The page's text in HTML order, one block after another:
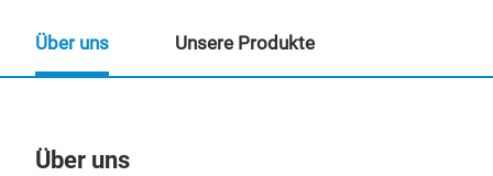
Über uns
Über uns Unsere Produkte